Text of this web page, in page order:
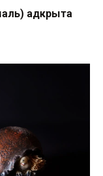
адкрыта